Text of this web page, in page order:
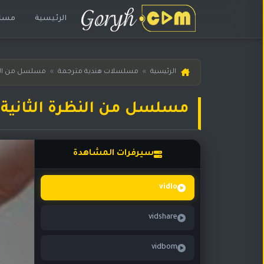
الرئيسية
الرئيسية » مسلسلات هندية مترجمة » مسلسل من
مسلسل من النظرة الثانية حلقة 122
سيرفرات المشاهدة
vidlo
vidshare
vidbom